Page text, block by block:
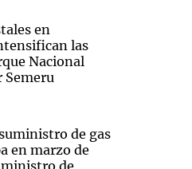
en
las
Nacional
Semeru
de gas
en marzo de
ministro de